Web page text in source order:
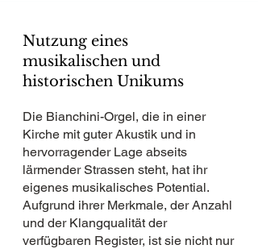
Nutzung eines
musikalischen und
historischen Unikums
Die Bianchini-Orgel, die in einer
Kirche mit guter Akustik und in
hervorragender Lage abseits
lärmender Strassen steht, hat ihr
eigenes musikalisches Potential.
Aufgrund ihrer Merkmale, der Anzahl
und der Klangqualität der
verfügbaren Register, ist sie nicht nur